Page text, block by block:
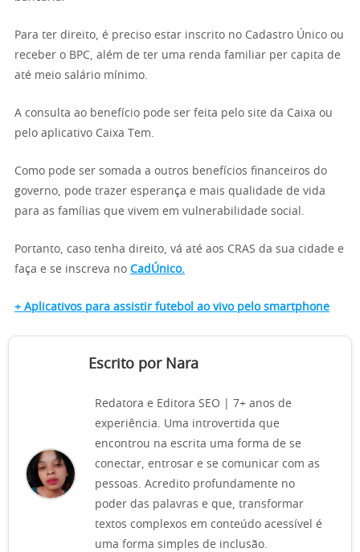
Para ter direito, é preciso estar inscrito no Cadastro Único ou
receber o BPC, além de ter uma renda familiar per capita de
até meio salário mínimo.
A consulta ao benefício pode ser feita pelo site da Caixa ou
pelo aplicativo Caixa Tem.
Como pode ser somada a outros benefícios financeiros do
governo, pode trazer esperança e mais qualidade de vida
para as famílias que vivem em vulnerabilidade social.
Portanto, caso tenha direito, vá até aos CRAS da sua cidade e
faça e se inscreva no CadÚnico.
+ Aplicativos para assistir futebol ao vivo pelo smartphone
Escrito por Nara
Redatora e Editora SEO | 7+ anos de
experiência. Uma introvertida que
encontrou na escrita uma forma de se
conectar, entrosar e se comunicar com as
pessoas. Acredito profundamente no
poder das palavras e que, transformar
textos complexos em conteúdo acessível é
uma forma simples de inclusão.